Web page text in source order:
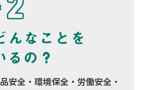
安全・環境保全・労働安全・